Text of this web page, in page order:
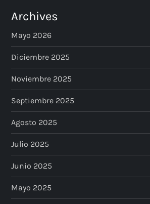
Archives
Mayo 2026
Diciembre 2025
Noviembre 2025
Septiembre 2025
Agosto 2025
Julio 2025
Junio 2025
Mayo 2025